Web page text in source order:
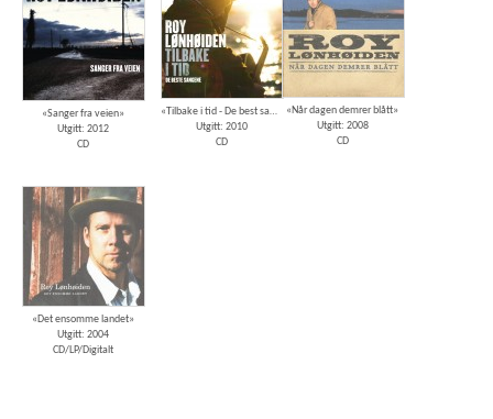
«Sanger fra veien»
Utgitt: 2012
CD
«Tilbake i tid - De best sangene»
Utgitt: 2010
CD
«Når dagen demrer blått»
Utgitt: 2008
CD
«Det ensomme landet»
Utgitt: 2004
CD/LP/Digitalt